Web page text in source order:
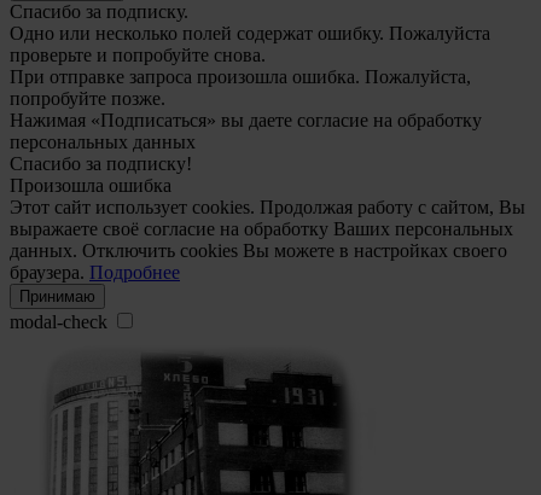
Спасибо за подписку.
Одно или несколько полей содержат ошибку. Пожалуйста
проверьте и попробуйте снова.
При отправке запроса произошла ошибка. Пожалуйста,
попробуйте позже.
Нажимая «Подписаться» вы даете согласие на обработку
персональных данных
Спасибо за подписку!
Произошла ошибка
Этот сайт использует cookies. Продолжая работу с сайтом, Вы
выражаете своё согласие на обработку Ваших персональных
данных. Отключить cookies Вы можете в настройках своего
браузера. Подробнее
Принимаю
modal-check